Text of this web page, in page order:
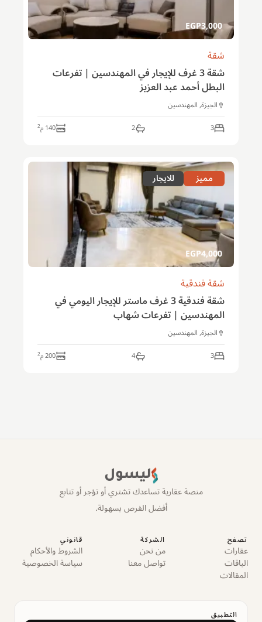
3,000
EGP
شقة
شقة 3 غرف للإيجار في المهندسين | تفرعات
البطل أحمد عبد العزيز
الجيزة, المهندسين
3
2
140م2
مميز للايجار
4,000
EGP
شقة فندقية
شقة فندقية 3 غرف ماستر للإيجار اليومي في
المهندسين | تفرعات شهاب
الجيزة, المهندسين
3
4
200م2
ليسول
منصة عقارية تساعدك تشتري أو تؤجر أو تتابع
أفضل الفرص بسهولة.
تصفح
عقارات
الباقات
المقالات
الشركة
من نحن
تواصل معنا
قانوني
الشروط والأحكام
سياسة الخصوصية
التطبيق